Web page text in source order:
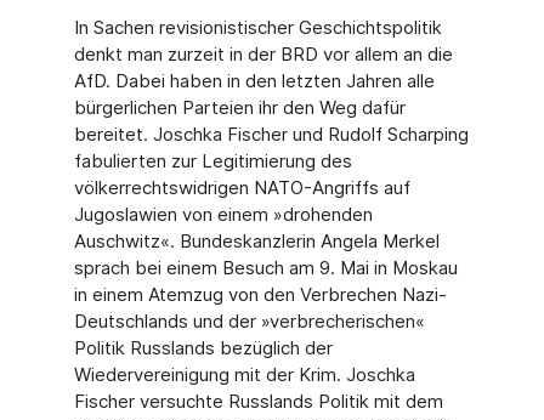
In Sachen revisionistischer Geschichtspolitik
denkt man zurzeit in der BRD vor allem an die
AfD. Dabei haben in den letzten Jahren alle
bürgerlichen Parteien ihr den Weg dafür
bereitet. Joschka Fischer und Rudolf Scharping
fabulierten zur Legitimierung des
völkerrechtswidrigen NATO-Angriffs auf
Jugoslawien von einem »drohenden
Auschwitz«. Bundeskanzlerin Angela Merkel
sprach bei einem Besuch am 9. Mai in Moskau
in einem Atemzug von den Verbrechen Nazi-
Deutschlands und der »verbrecherischen«
Politik Russlands bezüglich der
Wiedervereinigung mit der Krim. Joschka
Fischer versuchte Russlands Politik mit dem